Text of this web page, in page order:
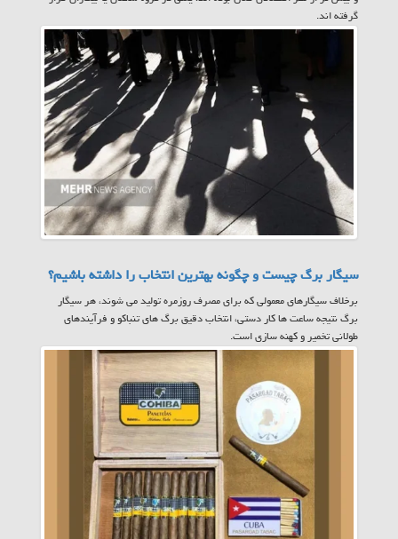
گرفته اند.
سیگار برگ چیست و چگونه بهترین انتخاب را داشته باشیم؟
برخلاف سیگارهای معمولی که برای مصرف روزمره تولید می شوند، هر سیگار
برگ نتیجه ساعت ها کار دستی، انتخاب دقیق برگ های تنباکو و فرآیندهای
طولانی تخمیر و کهنه سازی است.